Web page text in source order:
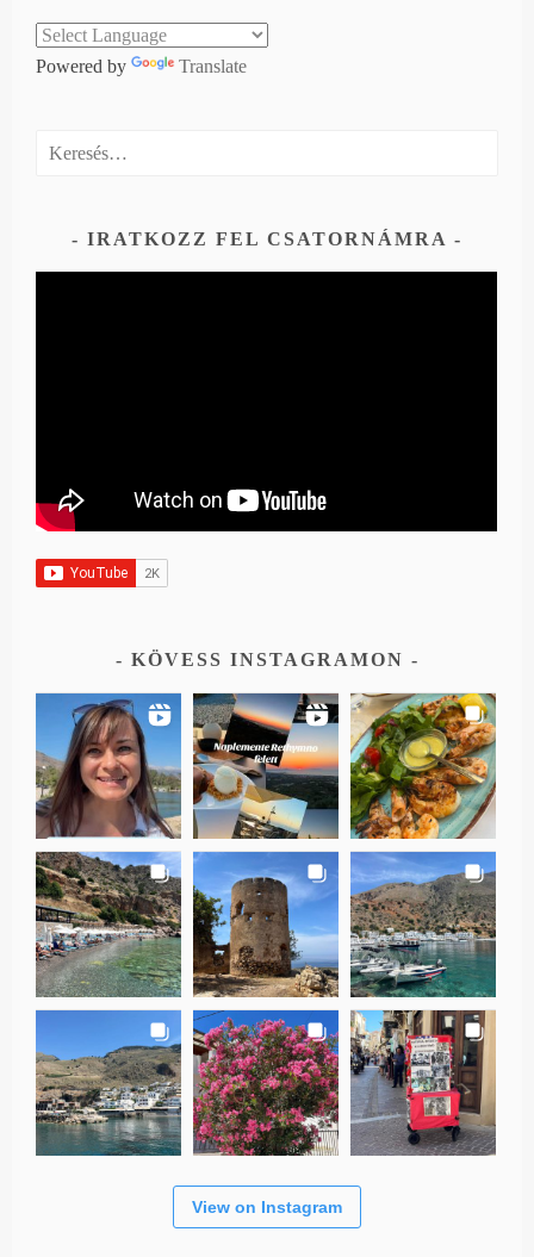
Powered by Translate
Keresés:
IRATKOZZ FEL CSATORNÁMRA
KÖVESS INSTAGRAMON
View on Instagram